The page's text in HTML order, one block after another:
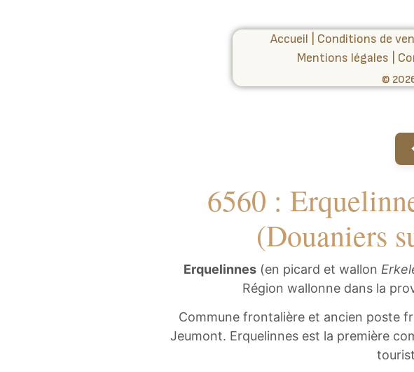
Accueil Conditions de
Mentions légales
©
6560 :
(Douaniers
Erquelinnes (en picard et wallon
Région wallonne dans la
Commune frontalière et ancien poste
Jeumont. Erquelinnes est la première